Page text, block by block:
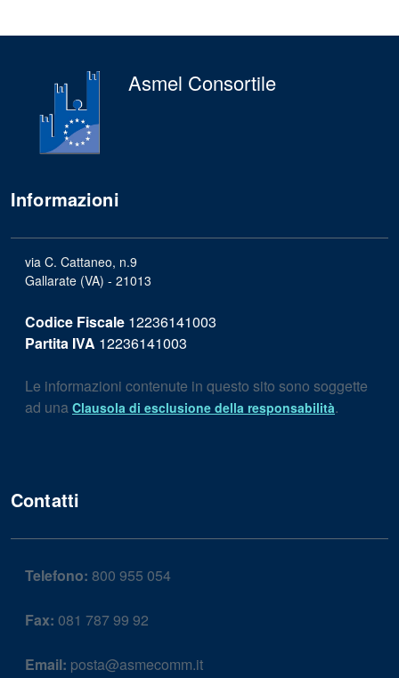
Asmel Consortile
Informazioni
via C. Cattaneo, n.9
Gallarate (VA) - 21013
Codice Fiscale 12236141003
Partita IVA 12236141003
Le informazioni contenute in questo sito sono soggette
ad una Clausola di esclusione della responsabilità.
Contatti
Telefono: 800 955 054
Fax: 081 787 99 92
Email: posta@asmecomm.it